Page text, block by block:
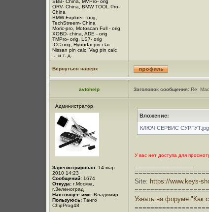
SBB- China, MVPro- orig
ORV- China, BMW TOOL Pro-
China
BMW Exploer - orig,
TechStreem- China
Moric-pro, Motoscan Full - orig
XOBD- china, ADE - orig
TMPro- orig, LS7- orig
ICC orig, Hyundai pin clac
Nissan pin calc, Vag pin calc
... и т. д.
Вернуться наверх
avtohelp Заголовок сообщения: Re:
Администратор
Зарегистрирован: 14 мар
2010 14:23
Сообщений: 1674
Откуда: г.Москва,
г.Зеленоград
Настоящее имя: Владимир
Пользуюсь: Танго
ChipProg48
Вложение:
КЛЮЧ СЕРВИС СУРГУТ.jpg
У вас нет доступа для
Site: https://www.keys-
Узнать на форуме "Как